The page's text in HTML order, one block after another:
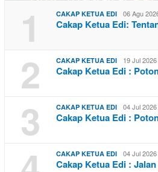
1 CAKAP KETUA EDI 06 Agu
Cakap Ketua Edi:
2 CAKAP KETUA EDI 19 Jul
Cakap Ketua Edi :
3 CAKAP KETUA EDI 04 Jul
Cakap Ketua Edi :
CAKAP KETUA EDI 04 Jul
Cakap Ketua Edi :